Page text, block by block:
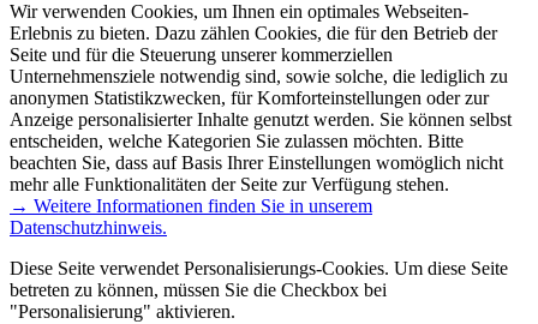
Wir verwenden Cookies, um Ihnen ein optimales Webseiten-
Erlebnis zu bieten. Dazu zählen Cookies, die für den Betrieb der
Seite und für die Steuerung unserer kommerziellen
Unternehmensziele notwendig sind, sowie solche, die lediglich zu
anonymen Statistikzwecken, für Komforteinstellungen oder zur
Anzeige personalisierter Inhalte genutzt werden. Sie können selbst
entscheiden, welche Kategorien Sie zulassen möchten. Bitte
beachten Sie, dass auf Basis Ihrer Einstellungen womöglich nicht
mehr alle Funktionalitäten der Seite zur Verfügung stehen.
→ Weitere Informationen finden Sie in unserem
Datenschutzhinweis.
Diese Seite verwendet Personalisierungs-Cookies. Um diese Seite
betreten zu können, müssen Sie die Checkbox bei
"Personalisierung" aktivieren.